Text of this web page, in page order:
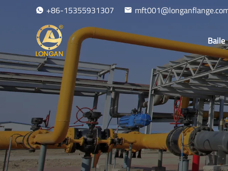
+86-15355931307
Baile